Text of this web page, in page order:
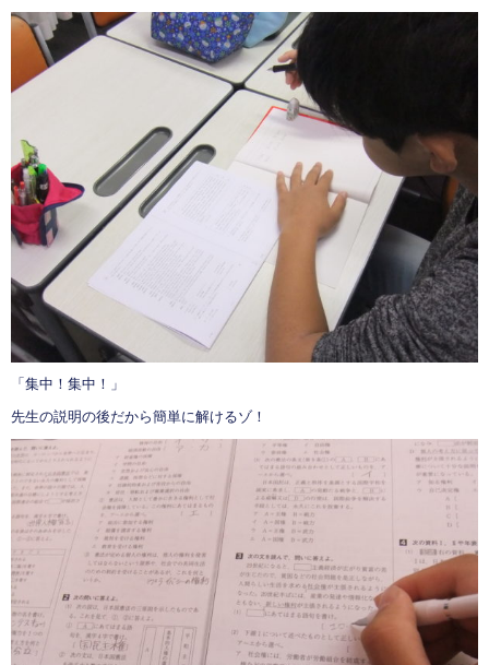
「集中！集中！」
先生の説明の後だから簡単に解けるゾ！